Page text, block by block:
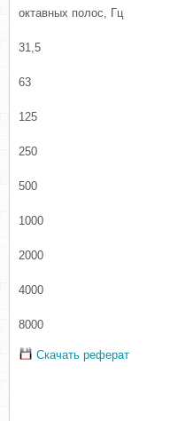
октавных полос, Гц
31,5
63
125
250
500
1000
2000
4000
8000
Скачать реферат